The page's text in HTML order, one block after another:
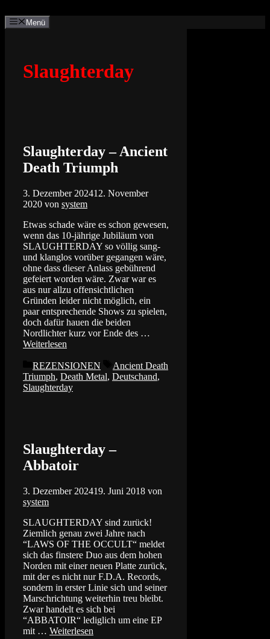
Inhalt
springen
Menü
Slaughterday
Slaughterday – Ancient
Death Triumph
3. Dezember 202412. November
2020 von system
Etwas schade wäre es schon gewesen,
wenn das 10-jährige Jubiläum von
SLAUGHTERDAY so völlig sang-
und klanglos vorüber gegangen wäre,
ohne dass dieser Anlass gebührend
gefeiert worden wäre. Zwar war es
aus nur allzu offensichtlichen
Gründen leider nicht möglich, ein
paar entsprechende Shows zu spielen,
doch dafür hauen die beiden
Nordlichter kurz vor Ende des …
Weiterlesen
Kategorien
REZENSIONEN Schlagwörter
Ancient Death
Triumph, Death Metal, Deutschand,
Slaughterday
Slaughterday –
Abbatoir
3. Dezember 202419. Juni 2018 von
system
SLAUGHTERDAY sind zurück!
Ziemlich genau zwei Jahre nach
“LAWS OF THE OCCULT“ meldet
sich das finstere Duo aus dem hohen
Norden mit einer neuen Platte zurück,
mit der es nicht nur F.D.A. Records,
sondern in erster Linie sich und seiner
Marschrichtung weiterhin treu bleibt.
Zwar handelt es sich bei
“ABBATOIR“ lediglich um eine EP
mit … Weiterlesen